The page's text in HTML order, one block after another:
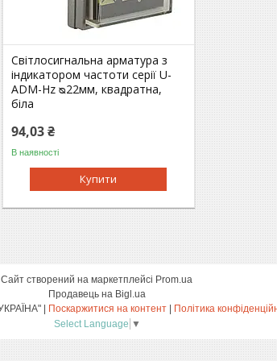
Світлосигнальна арматура з
індикатором частоти серії U-
ADM-Hz ᴓ22мм, квадратна,
біла
94,03 ₴
В наявності
Купити
Сайт створений на маркетплейсі Prom.ua
Продавець на Bigl.ua
Поскаржитися на контент
Політика
Select Language ▼